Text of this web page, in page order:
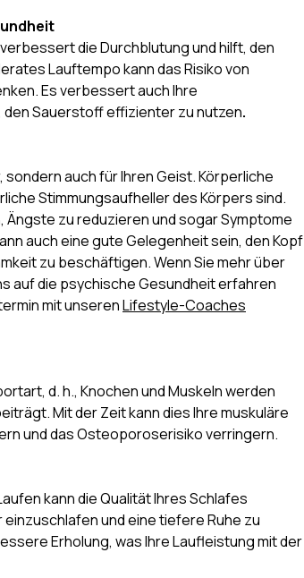
die Durchblutung und hilft, den
Lauftempo kann das Risiko von
Es verbessert auch Ihre
den Sauerstoff effizienter zu nutzen.‍
auch für Ihren Geist. Körperliche
Stimmungsaufheller des Körpers sind.
zu reduzieren und sogar Symptome
auch eine gute Gelegenheit sein, den Kopf
zu beschäftigen. Wenn Sie mehr über
auf die psychische Gesundheit erfahren
mit unserenLifestyle-Coaches
d. h., Knochen und Muskeln werden
Mit der Zeit kann dies Ihre muskuläre
und das Osteoporoserisiko verringern.
kann die Qualität Ihres Schlafes
und eine tiefere Ruhe zu
Erholung, was Ihre Laufleistung mit der